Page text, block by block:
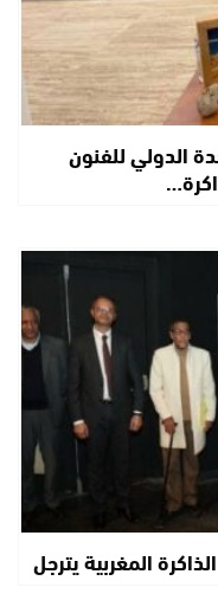
الدولي للفنون
المغربية يترجل